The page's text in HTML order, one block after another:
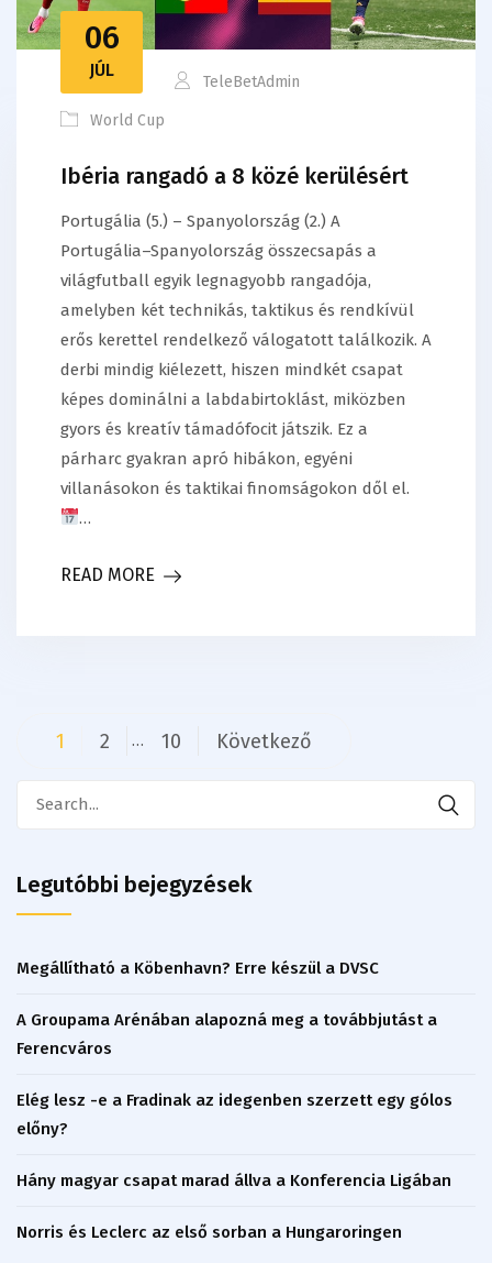
06
JÚL
TeleBetAdmin
World Cup
Ibéria rangadó a 8 közé kerülésért
Portugália (5.) – Spanyolország (2.) A
Portugália–Spanyolország összecsapás a
világfutball egyik legnagyobb rangadója,
amelyben két technikás, taktikus és rendkívül
erős kerettel rendelkező válogatott találkozik. A
derbi mindig kiélezett, hiszen mindkét csapat
képes dominálni a labdabirtoklást, miközben
gyors és kreatív támadófocit játszik. Ez a
párharc gyakran apró hibákon, egyéni
villanásokon és taktikai finomságokon dől el.
…
READ MORE
Bejegyzés
navigáció
1 2 … 10 Következő
Legutóbbi bejegyzések
Megállítható a Köbenhavn? Erre készül a DVSC
A Groupama Arénában alapozná meg a továbbjutást a
Ferencváros
Elég lesz -e a Fradinak az idegenben szerzett egy gólos
előny?
Hány magyar csapat marad állva a Konferencia Ligában
Norris és Leclerc az első sorban a Hungaroringen